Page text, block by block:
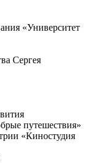
«Университет
Сергея
путешествия»
«Киностудия